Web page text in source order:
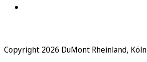
Copyright 2026 DuMont Rheinland, Köln